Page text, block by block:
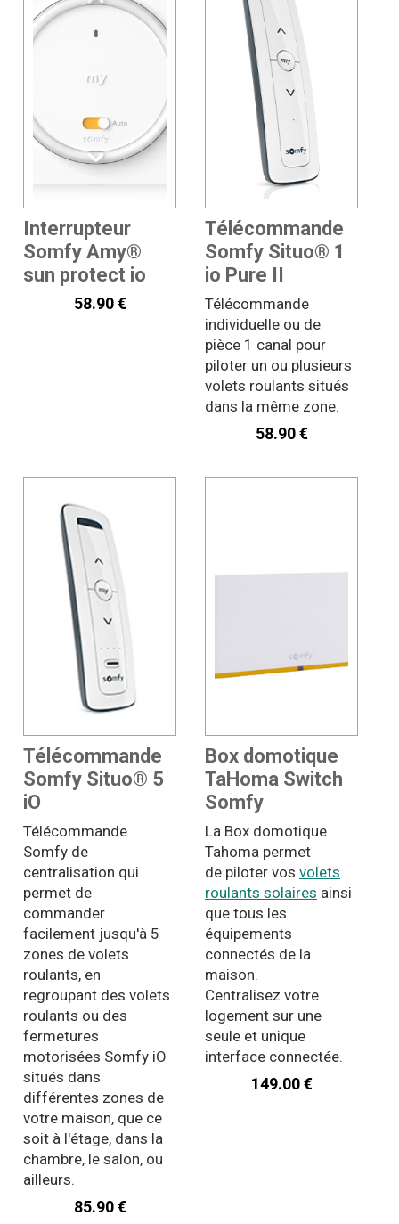
Interrupteur
Somfy Amy®
sun protect io
58.90 €
Télécommande
Somfy Situo® 1
io Pure II
Télécommande
individuelle ou de
pièce 1 canal pour
piloter un ou plusieurs
volets roulants situés
dans la même zone.
58.90 €
Télécommande
Somfy Situo® 5
iO
Télécommande
Somfy de
centralisation qui
permet de
commander
facilement jusqu'à 5
zones de volets
roulants, en
regroupant des volets
roulants ou des
fermetures
motorisées Somfy iO
situés dans
différentes zones de
votre maison, que ce
soit à l'étage, dans la
chambre, le salon, ou
ailleurs.
85.90 €
Box domotique
TaHoma Switch
Somfy
La Box domotique
Tahoma permet
de piloter vos volets
roulants solaires ainsi
que tous les
équipements
connectés de la
maison.
Centralisez votre
logement sur une
seule et unique
interface connectée.
149.00 €